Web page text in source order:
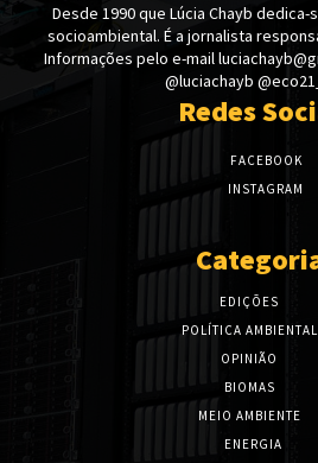
Desde 1990 que Lúcia Chayb
socioambiental. É a jornalista
Informações pelo e-mail
@luciachayb
Redes
FACEBOOK
INSTAGRAM
EDIÇÕES
POLÍTICA AMBIENTAL
OPINIÃO
BIOMAS
MEIO AMBIENTE
ENERGIA